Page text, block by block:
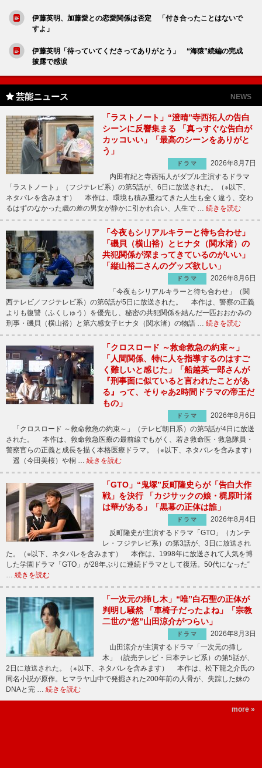
伊藤英明、加藤愛との恋愛関係は否定 「付き合ったことはないで
すよ」
伊藤英明「待っていてくださってありがとう」 “海猿”続編の完成
披露で感涙
芸能ニュース NEWS
「ラストノート」“澄晴”寺西拓人の告白
シーンに反響集まる 「真っすぐな告白が
カッコいい」「最高のシーンをありがと
う」
ドラマ
2026年8月7日
内田有紀と寺西拓人がダブル主演するドラマ
「ラストノート」（フジテレビ系）の第5話が、6日に放送された。（※以下、
ネタバレを含みます） 本作は、環境も積み重ねてきた人生も全く違う、交わ
るはずのなかった歳の差の男女が静かに引かれ合い、人生で … 続きを読む
「今夜もシリアルキラーと待ち合わせ」
「磯貝（横山裕）とヒナタ（関水渚）の
共犯関係が深まってきているのがいい」
「縦山裕二さんのグッズ欲しい」
ドラマ
2026年8月6日
「今夜もシリアルキラーと待ち合わせ」（関
西テレビ／フジテレビ系）の第6話が5日に放送された。 本作は、警察の正義
よりも復讐（ふくしゅう）を優先し、秘密の共犯関係を結んだ一匹おおかみの
刑事・磯貝（横山裕）と第六感女子ヒナタ（関水渚）の物語 … 続きを読む
「クロスロード ～救命救急の約束～」
「人間関係、特に人を指導するのはすご
く難しいと感じた」「船越英一郎さんが
『刑事面に似ていると言われたことがあ
る』って、そりゃあ2時間ドラマの帝王だ
もの」
ドラマ
2026年8月6日
「クロスロード ～救命救急の約束～」（テレビ朝日系）の第5話が4日に放送
された。 本作は、救命救急医療の最前線でもがく、若き救命医・救急隊員・
警察官らの正義と成長を描く本格医療ドラマ。（※以下、ネタバレを含みます）
遥（今田美桜）や桐 … 続きを読む
「GTO」“鬼塚”反町隆史らが「告白大作
戦」を決行 「カジサックの娘・梶原叶渚
は華がある」「黒幕の正体は誰」
ドラマ
2026年8月4日
反町隆史が主演するドラマ「GTO」（カンテ
レ・フジテレビ系）の第3話が、3日に放送され
た。（※以下、ネタバレを含みます） 本作は、1998年に放送されて人気を博
した学園ドラマ「GTO」が28年ぶりに連続ドラマとして復活。50代になった“
… 続きを読む
「一次元の挿し木」“唯”白石聖の正体が
判明し騒然 「車椅子だったよね」「宗教
二世の“悠”山田涼介がつらい」
ドラマ
2026年8月3日
山田涼介が主演するドラマ「一次元の挿し
木」（読売テレビ・日本テレビ系）の第5話が、
2日に放送された。（※以下、ネタバレを含みます） 本作は、松下龍之介氏の
同名小説が原作。ヒマラヤ山中で発掘された200年前の人骨が、失踪した妹の
DNAと完 … 続きを読む
more »